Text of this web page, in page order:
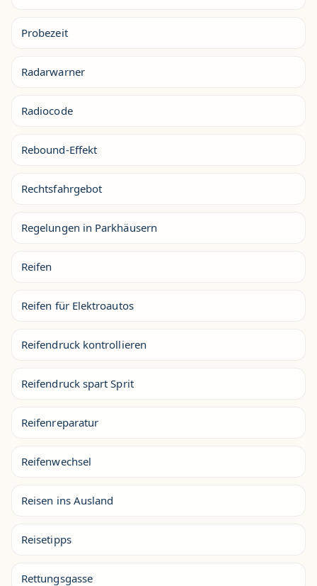
Probezeit
Radarwarner
Radiocode
Rebound-Effekt
Rechtsfahrgebot
Regelungen in Parkhäusern
Reifen
Reifen für Elektroautos
Reifendruck kontrollieren
Reifendruck spart Sprit
Reifenreparatur
Reifenwechsel
Reisen ins Ausland
Reisetipps
Rettungsgasse